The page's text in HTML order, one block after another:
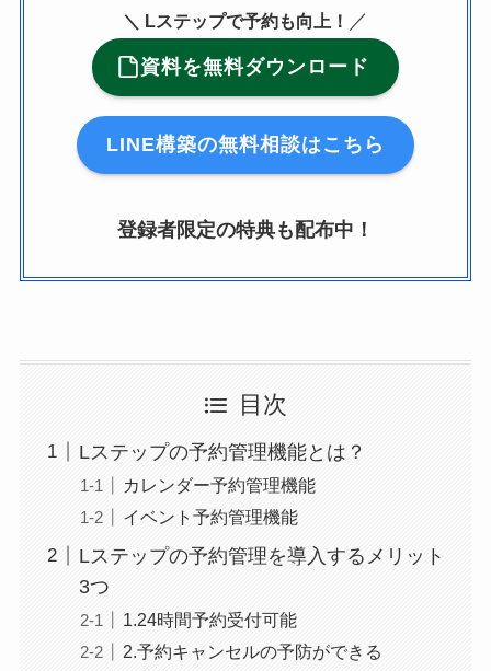
＼ Lステップで予約も向上！ ／
資料を無料ダウンロード
LINE構築の無料相談はこちら
登録者限定の特典も配布中！
目次
Lステップの予約管理機能とは？
カレンダー予約管理機能
イベント予約管理機能
Lステップの予約管理を導入するメリット
3つ
1.24時間予約受付可能
2.予約キャンセルの予防ができる